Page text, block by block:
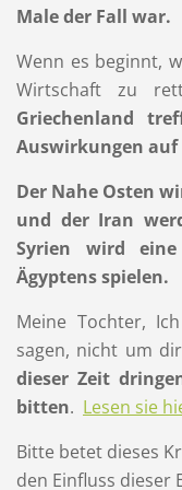
Male der Fall war.
Wenn es beginnt,
Wirtschaft zu
Griechenland
Auswirkungen auf
Der Nahe Osten
und der Iran
Syrien wird
Ägyptens spielen.
Meine Tochter,
sagen, nicht um
dieser Zeit
bitten. Lesen sie h
Bitte betet dieses
den Einfluss dieser